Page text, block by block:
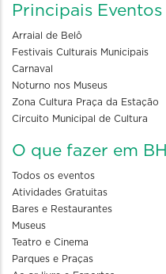
Principais Eventos
Arraial de Belô
Festivais Culturais Municipais
Carnaval
Noturno nos Museus
Zona Cultura Praça da Estação
Circuito Municipal de Cultura
O que fazer em BH
Todos os eventos
Atividades Gratuitas
Bares e Restaurantes
Museus
Teatro e Cinema
Parques e Praças